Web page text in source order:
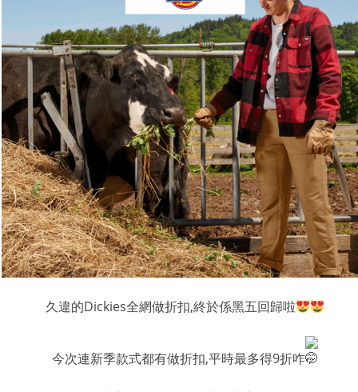
久違的Dickies全網做折扣,終於係黑五回歸啦
今次連新季款式都有做折扣,平時最多得9折咋